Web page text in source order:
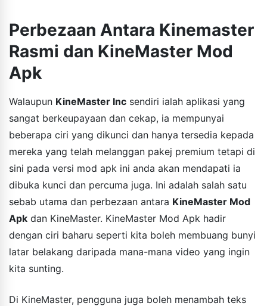
Perbezaan Antara Kinemaster
Rasmi dan KineMaster Mod
Apk
Walaupun KineMaster Inc sendiri ialah aplikasi yang
sangat berkeupayaan dan cekap, ia mempunyai
beberapa ciri yang dikunci dan hanya tersedia kepada
mereka yang telah melanggan pakej premium tetapi di
sini pada versi mod apk ini anda akan mendapati ia
dibuka kunci dan percuma juga. Ini adalah salah satu
sebab utama dan perbezaan antara KineMaster Mod
Apk dan KineMaster. KineMaster Mod Apk hadir
dengan ciri baharu seperti kita boleh membuang bunyi
latar belakang daripada mana-mana video yang ingin
kita sunting.
Di KineMaster, pengguna juga boleh menambah teks